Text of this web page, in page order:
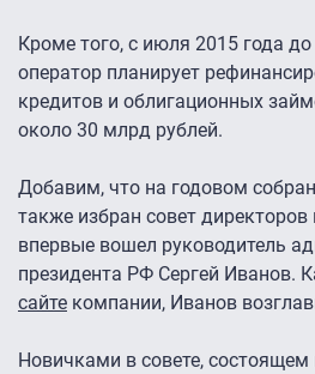
Кроме того, с июля 2015 года
оператор планирует
кредитов и облигационных
около 30 млрд рублей.
Добавим, что на годовом
также избран совет
впервые вошел руководитель
президента РФ Сергей Иванов.
сайте компании, Иванов
Новичками в совете, состоящем